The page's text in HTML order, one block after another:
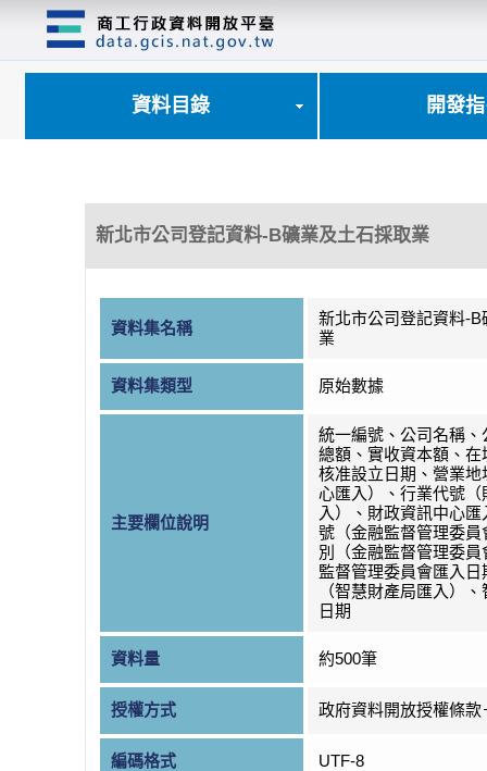
資料目錄 開發
新北市公司登記資料-B礦業及土石採取業
資料集名稱
新北市公司登記資料-B
業
資料集類型 原始數據
主要欄位說明
統一編號、公司名稱、
總額、實收資本額、在
核准設立日期、營業地
心匯入）、行業代號（
入）、財政資訊中心
號（金融監督管理委員
別（金融監督管理委
監督管理委員會匯入日
（智慧財產局匯入）
日期
資料量 約500筆
授權方式 政府資料開放授權條款
編碼格式 UTF-8